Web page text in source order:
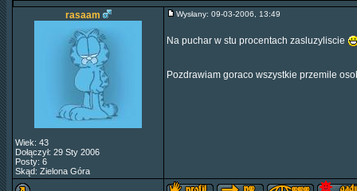
rasaam
Wiek: 43
Dołączył: 29 Sty 2006
Posty: 6
Skąd: Zielona Góra
Wysłany: 09-03-2006, 13:49
Na puchar w stu procentach zasluzyliscie
Pozdrawiam goraco wszystkie przemile